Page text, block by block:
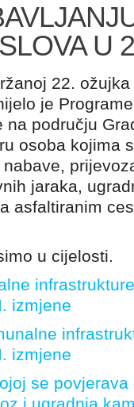
U
22.
je
na području
osoba kojima
jaraka,
asfaltiranim
u cijelosti.
izmjene
izmjene
se